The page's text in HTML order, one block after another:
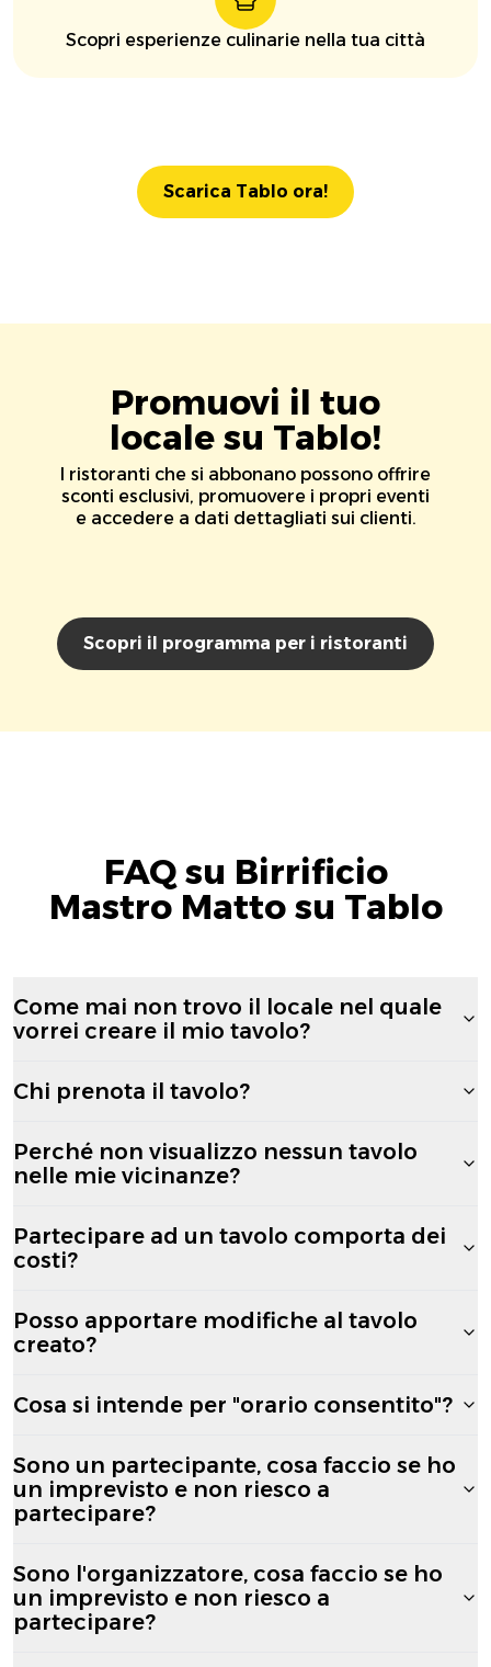
Scopri esperienze culinarie nella tua città
Scarica Tablo ora!
Promuovi il tuo
locale su Tablo!
I ristoranti che si abbonano possono offrire
sconti esclusivi, promuovere i propri eventi
e accedere a dati dettagliati sui clienti.
Scopri il programma per i ristoranti
FAQ su Birrificio
Mastro Matto su Tablo
Come mai non trovo il locale nel quale
vorrei creare il mio tavolo?
Chi prenota il tavolo?
Perché non visualizzo nessun tavolo
nelle mie vicinanze?
Partecipare ad un tavolo comporta dei
costi?
Posso apportare modifiche al tavolo
creato?
Cosa si intende per "orario consentito"?
Sono un partecipante, cosa faccio se ho
un imprevisto e non riesco a
partecipare?
Sono l'organizzatore, cosa faccio se ho
un imprevisto e non riesco a
partecipare?